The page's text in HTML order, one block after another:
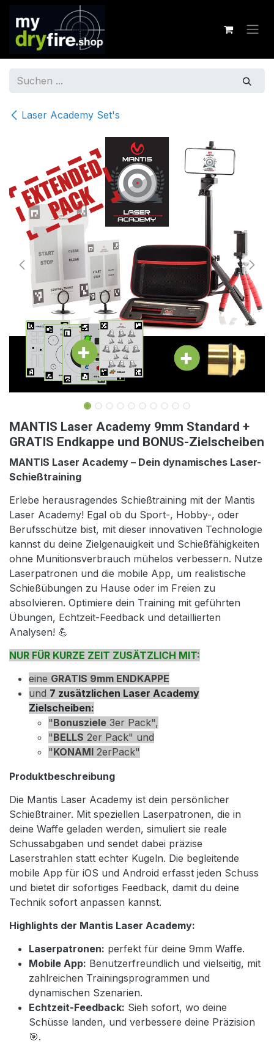
Laser Academy Set's
MANTIS Laser Academy 9mm Standard +
GRATIS Endkappe und BONUS-Zielscheiben
MANTIS Laser Academy – Dein dynamisches Laser-
Schießtraining
Erlebe herausragendes Schießtraining mit der Mantis
Laser Academy! Egal ob du Sport-, Hobby-, oder
Berufsschütze bist, mit dieser innovativen Technologie
kannst du deine Zielgenauigkeit und Schießfähigkeiten
ohne Munitionsverbrauch mühelos verbessern. Nutze
Laserpatronen und die mobile App, um realistische
Schießübungen zu Hause oder im Freien zu
absolvieren. Optimiere dein Training mit geführten
Übungen, Echtzeit-Feedback und detaillierten
Analysen! 💪
NUR FÜR KURZE ZEIT ZUSÄTZLICH MIT:
eine GRATIS 9mm ENDKAPPE
und 7 zusätzlichen Laser Academy
Zielscheiben:
"Bonusziele 3er Pack",
"BELLS 2er Pack" und
"KONAMI 2erPack"
Produktbeschreibung
Die Mantis Laser Academy ist dein persönlicher
Schießtrainer. Mit speziellen Laserpatronen, die in
deine Waffe geladen werden, simuliert sie reale
Schussabgaben und sendet dabei präzise
Laserstrahlen statt echter Kugeln. Die begleitende
mobile App für iOS und Android erfasst jeden Schuss
und bietet dir sofortiges Feedback, damit du deine
Technik sofort anpassen kannst.
Highlights der Mantis Laser Academy:
Laserpatronen: perfekt für deine 9mm Waffe.
Mobile App: Benutzerfreundlich und vielseitig, mit
zahlreichen Trainingsprogrammen und
dynamischen Szenarien.
Echtzeit-Feedback: Sieh sofort, wo deine
Schüsse landen, und verbessere deine Präzision
🎯.